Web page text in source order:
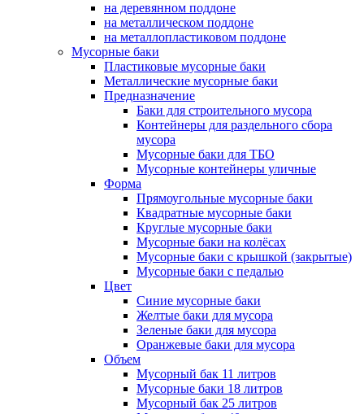
на деревянном поддоне
на металлическом поддоне
на металлопластиковом поддоне
Мусорные баки
Пластиковые мусорные баки
Металлические мусорные баки
Предназначение
Баки для строительного мусора
Контейнеры для раздельного сбора
мусора
Мусорные баки для ТБО
Мусорные контейнеры уличные
Форма
Прямоугольные мусорные баки
Квадратные мусорные баки
Круглые мусорные баки
Мусорные баки на колёсах
Мусорные баки с крышкой (закрытые)
Мусорные баки с педалью
Цвет
Синие мусорные баки
Желтые баки для мусора
Зеленые баки для мусора
Оранжевые баки для мусора
Объем
Мусорный бак 11 литров
Мусорные баки 18 литров
Мусорный бак 25 литров